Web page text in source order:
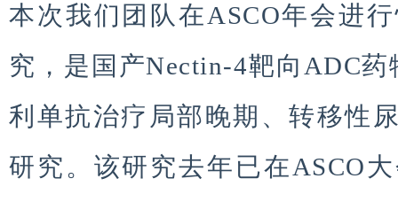
本次我们团队在ASCO年会进
究，是国产Nectin-4靶向ADC
利单抗治疗局部晚期、转移性
研究。该研究去年已在ASCO